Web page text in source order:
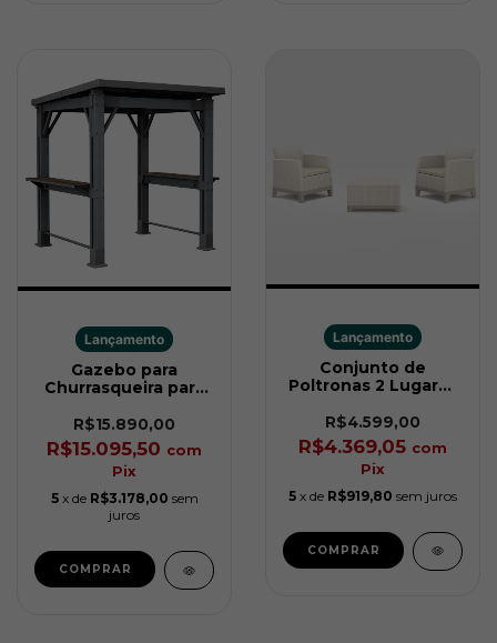
Lançamento
Gazebo para
Churrasqueira para
Grafite - Keter
R$15.890,00
R$15.095,50 com
Pix
5 x de R$3.178,00 sem
juros
Lançamento
Conjunto de
Poltronas 2 Lugares
Bege Keter
R$4.599,00
R$4.369,05 com
Pix
5 x de R$919,80 sem juros